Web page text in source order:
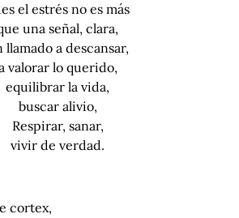
el estrés no es más
una señal, clara,
llamado a descansar,
valorar lo querido,
equilibrar la vida,
buscar alivio,
Respirar, sanar,
vivir de verdad.
cortex,